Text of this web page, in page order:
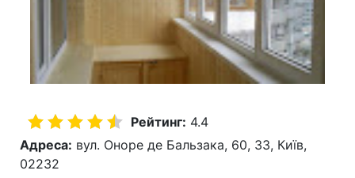
Рейтинг: 4.4
Адреса: вул. Оноре де Бальзака, 60, 33, Київ,
02232